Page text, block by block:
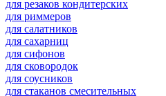
для резаков кондитерских
для риммеров
для салатников
для сахарниц
для сифонов
для сковородок
для соусников
для стаканов смесительных